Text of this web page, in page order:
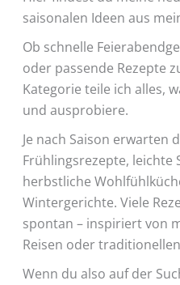
saisonalen Ideen aus
Ob schnelle
oder passende Rezepte
Kategorie teile ich alles,
und ausprobiere.
Je nach Saison erwarten
Frühlingsrezepte, leichte
herbstliche
Wintergerichte. Viele
spontan – inspiriert von
Reisen oder
Wenn du also auf der